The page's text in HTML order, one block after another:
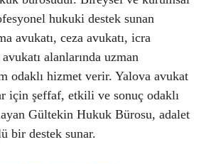
hukuki destek sunan
avukatı, ceza avukatı, icra
alanlarında uzman
odaklı hizmet verir. Yalova avukat
için şeffaf, etkili ve sonuç odaklı
Gültekin Hukuk Bürosu, adalet
bir destek sunar.